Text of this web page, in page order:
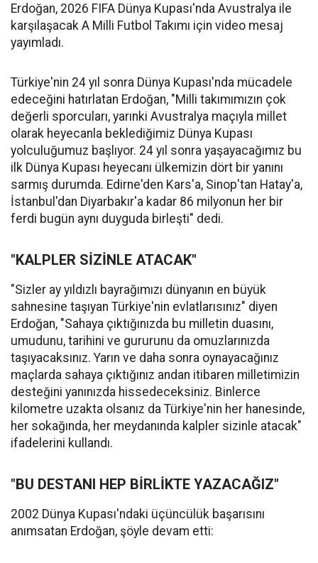
Erdoğan, 2026 FIFA Dünya Kupası'nda Avustralya ile
karşılaşacak A Milli Futbol Takımı için video mesaj
yayımladı.
Türkiye'nin 24 yıl sonra Dünya Kupası'nda mücadele
edeceğini hatırlatan Erdoğan, "Milli takımımızın çok
değerli sporcuları, yarınki Avustralya maçıyla millet
olarak heyecanla beklediğimiz Dünya Kupası
yolculuğumuz başlıyor. 24 yıl sonra yaşayacağımız bu
ilk Dünya Kupası heyecanı ülkemizin dört bir yanını
sarmış durumda. Edirne'den Kars'a, Sinop'tan Hatay'a,
İstanbul'dan Diyarbakır'a kadar 86 milyonun her bir
ferdi bugün aynı duyguda birleşti" dedi.
"KALPLER SİZİNLE ATACAK"
"Sizler ay yıldızlı bayrağımızı dünyanın en büyük
sahnesine taşıyan Türkiye'nin evlatlarısınız" diyen
Erdoğan, "Sahaya çıktığınızda bu milletin duasını,
umudunu, tarihini ve gururunu da omuzlarınızda
taşıyacaksınız. Yarın ve daha sonra oynayacağınız
maçlarda sahaya çıktığınız andan itibaren milletimizin
desteğini yanınızda hissedeceksiniz. Binlerce
kilometre uzakta olsanız da Türkiye'nin her hanesinde,
her sokağında, her meydanında kalpler sizinle atacak"
ifadelerini kullandı.
"BU DESTANI HEP BİRLİKTE YAZACAĞIZ"
2002 Dünya Kupası'ndaki üçüncülük başarısını
anımsatan Erdoğan, şöyle devam etti: